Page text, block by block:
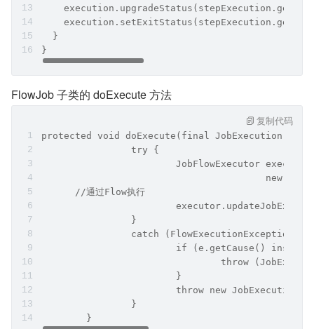
  }
}
FlowJob 子类的 doExecute 方法
protected void doExecute(final JobExecution
		try {
JobFlowExecutor
new
      //通过Flow执行
		}
catch (FlowExecutionException e)
if (e.getCause()
throw
			}
throw new
		}
	}
复制代码